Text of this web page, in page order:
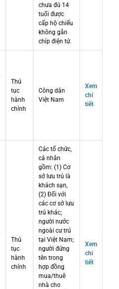
chưa đủ 14
tuổi được
cấp hộ chiếu
không gắn
chíp điện tử.
Thủ
tục
hành
chính
Công dân
Việt Nam
Xem
chi
tiết
Thủ
tục
hành
chính
Các tổ chức,
cá nhân
gồm: (1) Cơ
sở lưu trú là
khách sạn,
(2) Đối với
các cơ sở lưu
trú khác;
người nước
ngoài cư trú
tại Việt Nam;
người đứng
tên trong
hợp đồng
mua/thuê
nhà cho
Xem
chi
tiết